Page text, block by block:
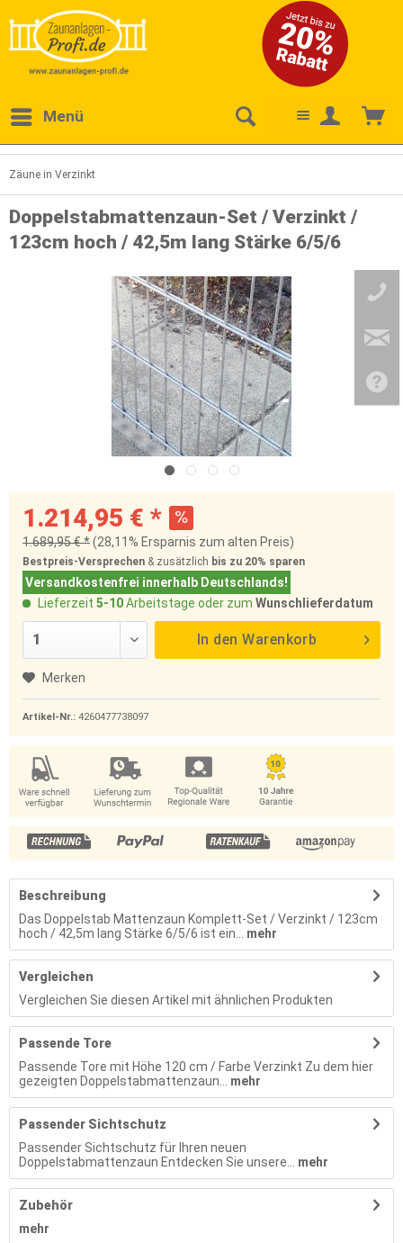
Menü
Zäune in Verzinkt
Doppelstabmattenzaun-Set / Verzinkt /
123cm hoch / 42,5m lang Stärke 6/5/6
1.214,95 € *
1.689,95 € *(28,11% Ersparnis zum alten Preis)
Bestpreis-Versprechen & zusätzlich bis zu 20% sparen
Versandkostenfrei innerhalb Deutschlands!
Lieferzeit 5-10Arbeitstage oder zum Wunschlieferdatum
In den Warenkorb
Merken
Artikel-Nr.: 4260477738097
Beschreibung
Das Doppelstab Mattenzaun Komplett-Set / Verzinkt / 123cm
hoch / 42,5m lang Stärke 6/5/6 ist ein...
mehr
Vergleichen
Vergleichen Sie diesen Artikel mit ähnlichen Produkten
Passende Tore
Passende Tore mit Höhe 120 cm / Farbe Verzinkt Zu dem hier
gezeigten Doppelstabmattenzaun...
mehr
Passender Sichtschutz
Passender Sichtschutz für Ihren neuen
Doppelstabmattenzaun Entdecken Sie unsere...
mehr
Zubehör
mehr